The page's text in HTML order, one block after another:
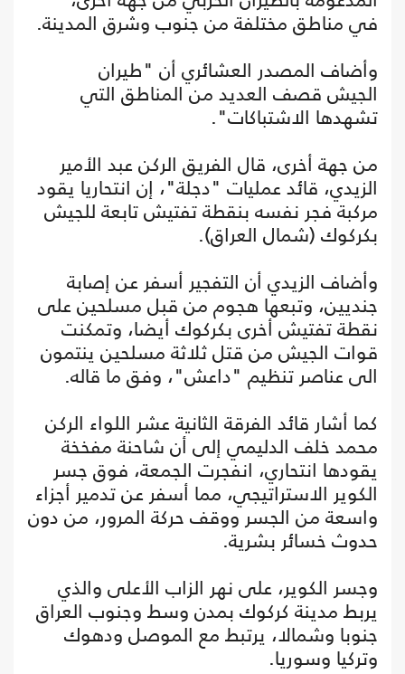
في مناطق مختلفة من جنوب وشرق المدينة.
وأضاف المصدر العشائري أن "طيران
الجيش قصف العديد من المناطق التي
تشهدها الاشتباكات".
من جهة أخرى، قال الفريق الركن عبد الأمير
الزيدي، قائد عمليات "دجلة"، إن انتحاريا يقود
مركبة فجر نفسه بنقطة تفتيش تابعة للجيش
بكركوك (شمال العراق).
وأضاف الزيدي أن التفجير أسفر عن إصابة
جنديين، وتبعها هجوم من قبل مسلحين على
نقطة تفتيش أخرى بكركوك أيضا، وتمكنت
قوات الجيش من قتل ثلاثة مسلحين ينتمون
الى عناصر تنظيم "داعش"، وفق ما قاله.
كما أشار قائد الفرقة الثانية عشر اللواء الركن
محمد خلف الدليمي إلى أن شاحنة مفخخة
يقودها انتحاري، انفجرت الجمعة، فوق جسر
الكوير الاستراتيجي، مما أسفر عن تدمير أجزاء
واسعة من الجسر ووقف حركة المرور، من دون
حدوث خسائر بشرية.
وجسر الكوير، على نهر الزاب الأعلى والذي
يربط مدينة كركوك بمدن وسط وجنوب العراق
جنوبا وشمالا، يرتبط مع الموصل ودهوك
وتركيا وسوريا.